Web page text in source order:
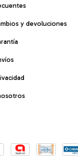
y devoluciones